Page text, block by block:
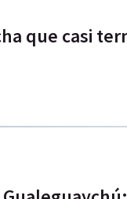
que casi